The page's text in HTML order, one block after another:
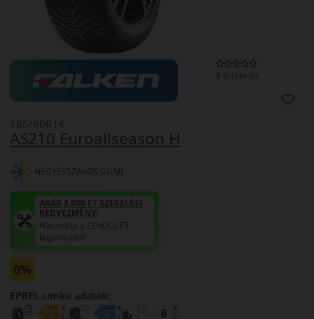
0 értékelés
AS210 Euroallseason H
185/60R14
NÉGYÉVSZAKOS GUMI
AKÁR 8.000 FT SZERELÉSI
KEDVEZMÉNY!
Használja a LENDÜLET
kuponkódot!
0%
EPREL cimke adatok: